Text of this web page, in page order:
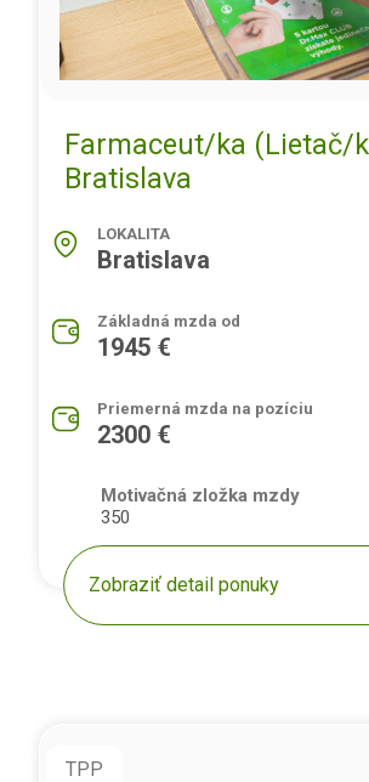
Farmaceut/ka (Lietač/
Bratislava
LOKALITA
Bratislava
Základná mzda od
1945 €
Priemerná mzda na pozíciu
2300 €
Motivačná zložka mzdy
350
Zobraziť detail ponuky
TPP